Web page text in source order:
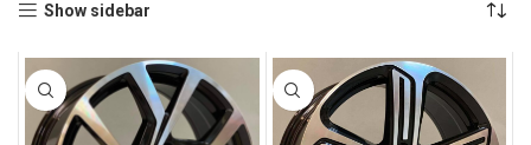
Show sidebar